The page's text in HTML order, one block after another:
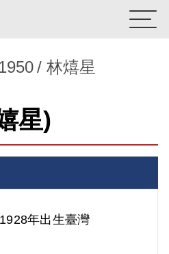
送物單
林熺星
星)
1928年出生臺灣